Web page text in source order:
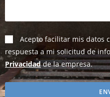
Acepto facilitar mis datos
respuesta a mi solicitud de
Privacidadde la empresa.